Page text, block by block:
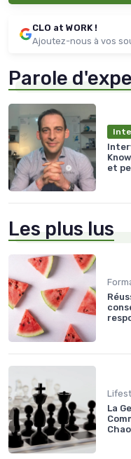
CLO at WORK !
Ajoutez-nous à vos
Parole
et
Les plus lus
La